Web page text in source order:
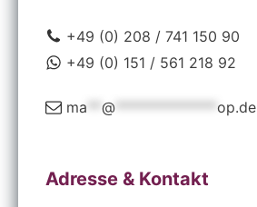
+49 (0) 208 / 741 150 90
+49 (0) 151 / 561 218 92
ma @ ************** op.de
Adresse & Kontakt